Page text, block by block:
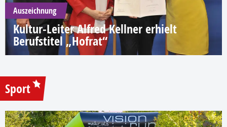
Auszeichnung
Kultur-Leiter Alfred Kellner erhielt
Berufstitel „Hofrat“
Sport